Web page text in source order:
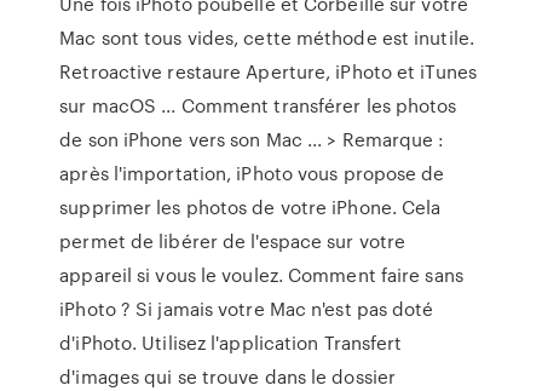
Mac sont tous vides, cette méthode est inutile.
Retroactive restaure Aperture, iPhoto et iTunes
sur macOS ... Comment transférer les photos
de son iPhone vers son Mac ... > Remarque :
après l'importation, iPhoto vous propose de
supprimer les photos de votre iPhone. Cela
permet de libérer de l'espace sur votre
appareil si vous le voulez. Comment faire sans
iPhoto ? Si jamais votre Mac n'est pas doté
d'iPhoto. Utilisez l'application Transfert
d'images qui se trouve dans le dossier